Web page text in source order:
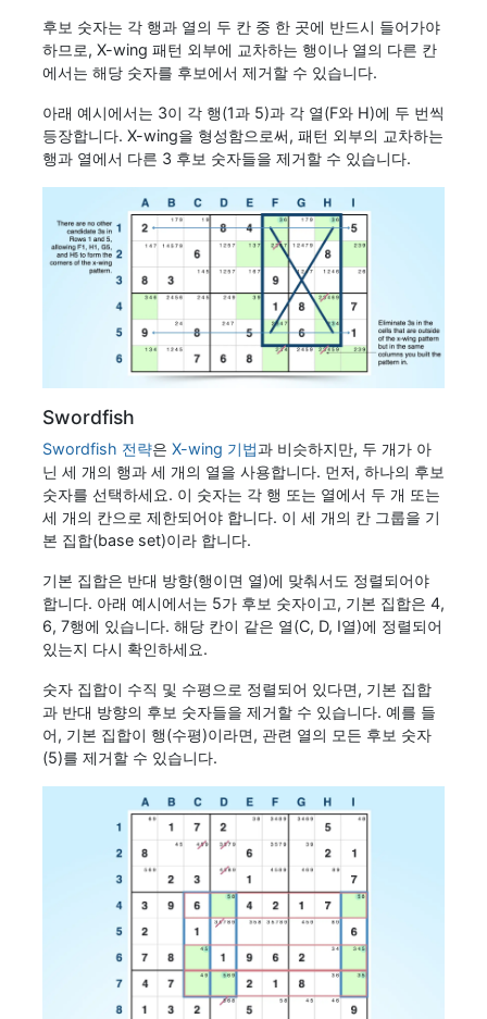
후보 숫자는 각 행과 열의 두 칸 중 한 곳에 반드시 들어가야
하므로, X-wing 패턴 외부에 교차하는 행이나 열의 다른 칸
에서는 해당 숫자를 후보에서 제거할 수 있습니다.
아래 예시에서는 3이 각 행(1과 5)과 각 열(F와 H)에 두 번씩
등장합니다. X-wing을 형성함으로써, 패턴 외부의 교차하는
행과 열에서 다른 3 후보 숫자들을 제거할 수 있습니다.
Swordfish
Swordfish 전략은 X-wing 기법과 비슷하지만, 두 개가 아
닌 세 개의 행과 세 개의 열을 사용합니다. 먼저, 하나의 후보
숫자를 선택하세요. 이 숫자는 각 행 또는 열에서 두 개 또는
세 개의 칸으로 제한되어야 합니다. 이 세 개의 칸 그룹을 기
본 집합(base set)이라 합니다.
기본 집합은 반대 방향(행이면 열)에 맞춰서도 정렬되어야
합니다. 아래 예시에서는 5가 후보 숫자이고, 기본 집합은 4,
6, 7행에 있습니다. 해당 칸이 같은 열(C, D, I열)에 정렬되어
있는지 다시 확인하세요.
숫자 집합이 수직 및 수평으로 정렬되어 있다면, 기본 집합
과 반대 방향의 후보 숫자들을 제거할 수 있습니다. 예를 들
어, 기본 집합이 행(수평)이라면, 관련 열의 모든 후보 숫자
(5)를 제거할 수 있습니다.